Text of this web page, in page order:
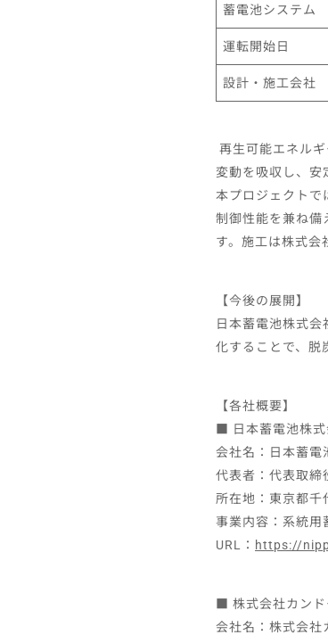
蓄電池システム
運転開始日
設計・施工会社
再生可能エネル
変動を吸収し、安
本プロジェクトで
制御性能を兼ね備
す。施工は株式会
【今後の展開】
日本蓄電池株式
化することで、脱
【各社概要】
■ 日本蓄電池株
会社名：日本蓄
代表者：代表取
所在地：東京都
事業内容：系統用
URL： https://
■ 株式会社カンド
会社名：株式会社